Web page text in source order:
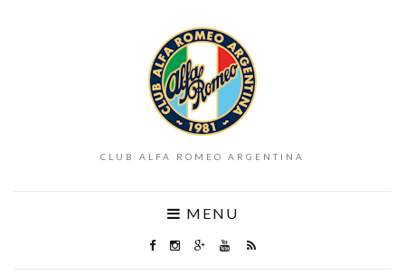
CLUB ALFA ROMEO ARGENTINA
MENU